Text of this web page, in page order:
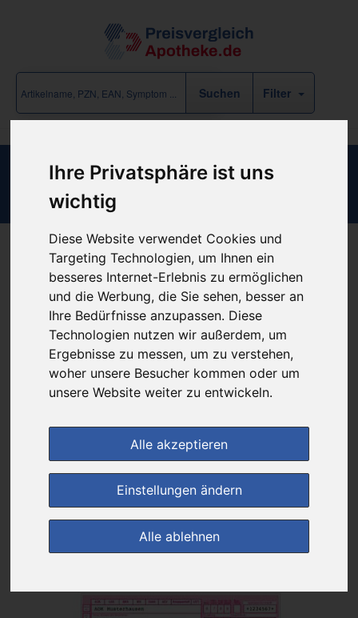
Ihre Privatsphäre ist uns
wichtig
Diese Website verwendet Cookies und
Targeting Technologien, um Ihnen ein
besseres Internet-Erlebnis zu ermöglichen
und die Werbung, die Sie sehen, besser an
Ihre Bedürfnisse anzupassen. Diese
Technologien nutzen wir außerdem, um
Ergebnisse zu messen, um zu verstehen,
woher unsere Besucher kommen oder um
unsere Website weiter zu entwickeln.
Alle akzeptieren
Einstellungen ändern
Alle ablehnen
Filter
FSME-IMMUN 0.25ml Junior
Produkt empfehlen
Kein Preis bekannt
Das gewünschte Produkt ist derzeit bei keinem unserer Partner
erhältlich.
zur Startseite
Preisalarm